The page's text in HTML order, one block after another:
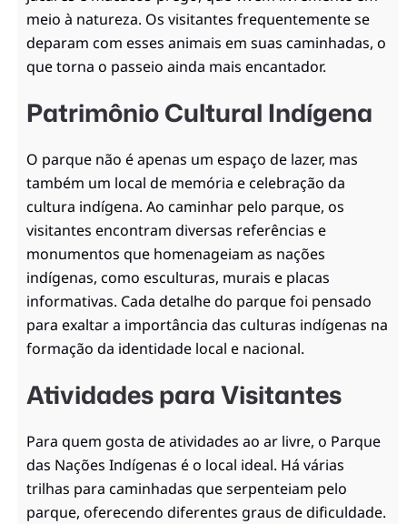
meio à natureza. Os visitantes frequentemente se
deparam com esses animais em suas caminhadas, o
que torna o passeio ainda mais encantador.
Patrimônio Cultural Indígena
O parque não é apenas um espaço de lazer, mas
também um local de memória e celebração da
cultura indígena. Ao caminhar pelo parque, os
visitantes encontram diversas referências e
monumentos que homenageiam as nações
indígenas, como esculturas, murais e placas
informativas. Cada detalhe do parque foi pensado
para exaltar a importância das culturas indígenas na
formação da identidade local e nacional.
Atividades para Visitantes
Para quem gosta de atividades ao ar livre, o Parque
das Nações Indígenas é o local ideal. Há várias
trilhas para caminhadas que serpenteiam pelo
parque, oferecendo diferentes graus de dificuldade.